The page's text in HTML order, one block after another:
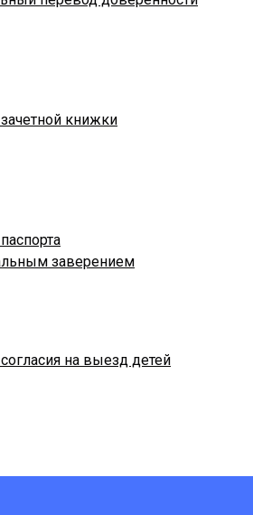
книжки
заверением
на выезд детей